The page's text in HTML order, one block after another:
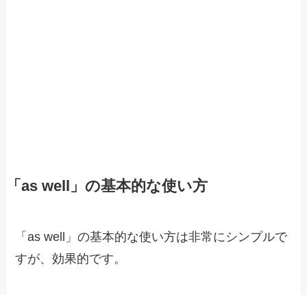
「as well」の基本的な使い方
「as well」の基本的な使い方は非常にシンプルで
すが、効果的です。